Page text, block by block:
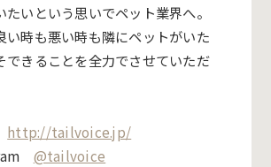
たいという思いでペット業界へ。
い時も悪い時も隣にペットがいた
できることを全力でさせていただ
http://tailvoice.jp/
@tailvoice